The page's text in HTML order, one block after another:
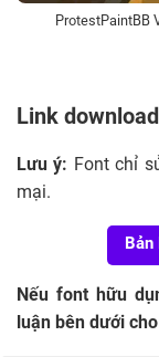
ProtestPaintBB
Link
Lưu ý: Font chỉ
mại.
Bản
Nếu font hữu
luận bên dưới